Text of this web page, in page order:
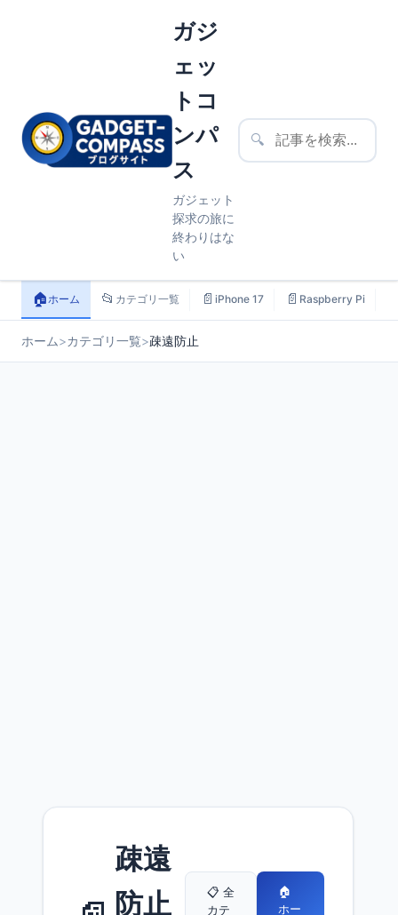
ガジ
ェッ
トコ
ンパ
ス
ガジェット
探求の旅に
終わりはな
い
🔍
🏠ホーム 📂 カテゴリ一覧 📄 iPhone 17 📄 Raspberry Pi
ホーム>カテゴリ一覧>疎遠防止
疎遠
防止
📋 全
カテ
🏠
ホー